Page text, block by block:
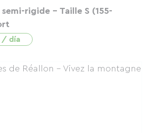
rigide - Taille S (155-
/ día